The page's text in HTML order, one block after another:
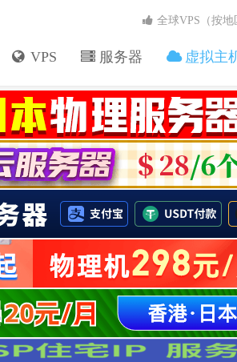
VPS 服务器 虚拟主
全球VPS（按地